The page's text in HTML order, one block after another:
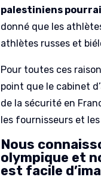
palestiniens
donné que les
athlètes russes et
Pour toutes ces
point que le cabinet
de la sécurité en
les fournisseurs et
Nous
olympique et
est facile